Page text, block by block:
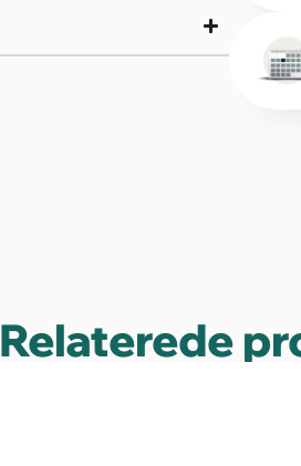
Relaterede